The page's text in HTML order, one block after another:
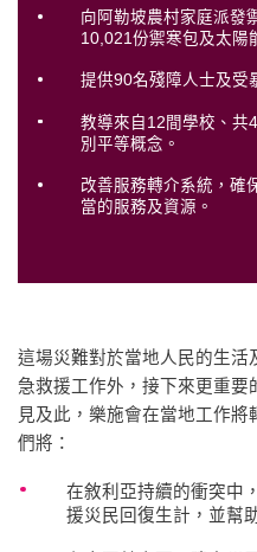
向阿勒坡農村家庭派發
10,021份禦寒包及太陽
提供90名殘障人士及受
教導來自12間學校、共
別平等概念。
改善服務轉介系統，確
當的服務及資源。
這場災難對於當地人民的生活
急救援工作外，接下來更重要
見及此，樂施會在當地工作
們將：
在敘利亞持續的衝突中
援災民回復生計，並幫